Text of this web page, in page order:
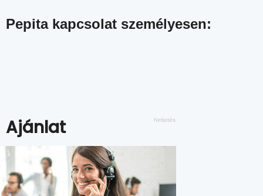
Pepita kapcsolat személyesen:
Ajánlat